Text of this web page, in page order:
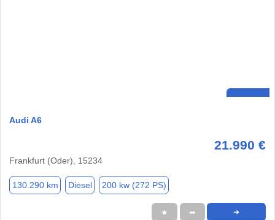
Audi A6
21.990 €
Frankfurt (Oder), 15234
130.290 km Diesel 200 kw (272 PS)
★ ➦ ➜